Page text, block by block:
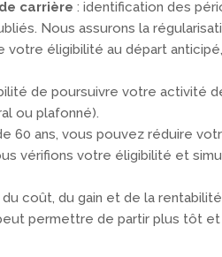
carrière : identification des
Nous assurons la
votre éligibilité au départ
de poursuivre votre activité
ou plafonné).
60 ans, vous pouvez réduire
vérifions votre éligibilité et
coût, du gain et de la
permettre de partir plus tôt et